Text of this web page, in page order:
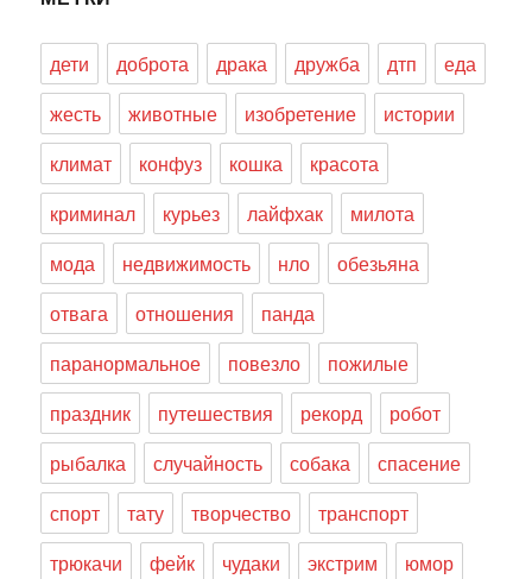
дети доброта драка дружба дтп
еда
жесть
животные изобретение
истории
климат
конфуз кошка
красота
криминал
курьез лайфхак
милота
мода
недвижимость нло
обезьяна
отвага
отношения
панда
паранормальное
повезло
пожилые
праздник
путешествия рекорд
робот
рыбалка
случайность собака
спасение
спорт
тату творчество
транспорт
трюкачи
фейк чудаки экстрим юмор